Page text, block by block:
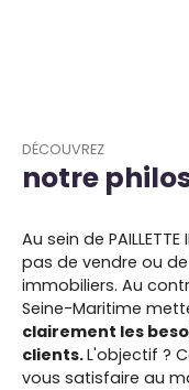
DÉCOUVREZ
notre
Au sein de
pas de vendre ou
immobiliers. Au
Seine-Maritime
clairement les
clients.L'objectif ?
vous satisfaire au